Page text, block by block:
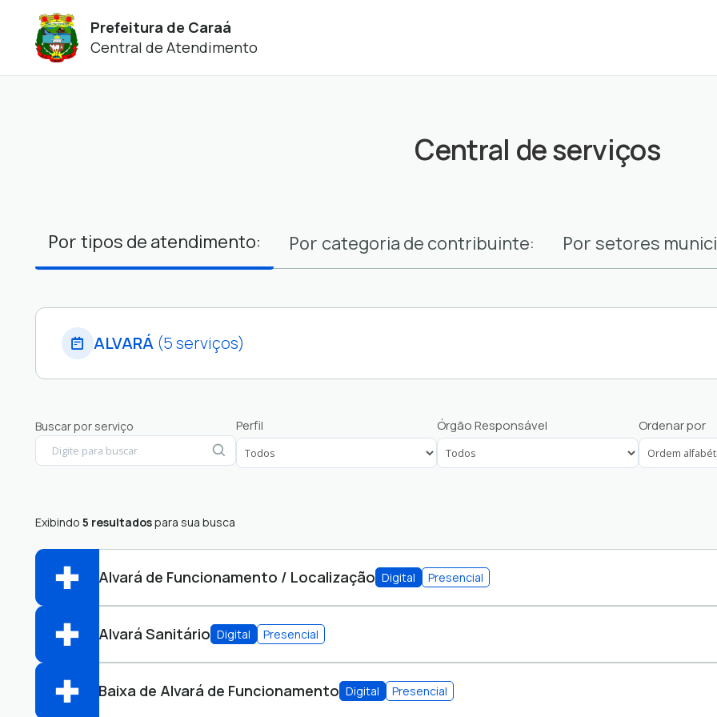
Prefeitura de Caraá
Central de Atendimento
Central de serviços
Por tipos de atendimento: Por categoria de contribuinte: Por setores
ALVARÁ (5 serviços)
e-SIC
LICENCIAMENTO AMBIENTAL
RECLAMAÇÕES
SERVIÇOS AO CIDADÃO
Buscar por serviço Perfil Órgão Responsável Ordenar por
Exibindo 5 resultadospara sua busca
Alvará de Funcionamento / Localização Digital Presencial
SECRETARIA DE ADMINISTRAÇÃO, FAZENDA E PLANEJAMENTO
Abrir online > Via protocolo 1Doc
categoria de contribuinte::
Alvará Sanitário Digital Presencial
SECRETARIA MUNICIPAL DE SAÚDE
Baixa de Alvará de Funcionamento Digital Presencial